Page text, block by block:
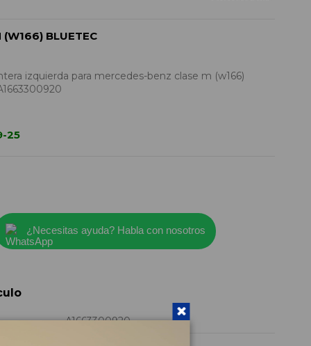
(W166) BLUETEC
izquierda para mercedes-benz clase m (w166)
25
¿Necesitas ayuda? Habla con nosotros
A1663300920